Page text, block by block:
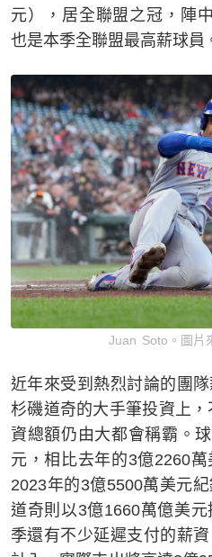
元），居全聯盟之冠，陣
也是本季全聯盟最高薪球員
Juan Soto。圖片
近年來受到熱烈討論的團
杉磯道奇的大手筆投資上
資總額仍由大都會稱霸。
元，相比去年的3億2260
2023年的3億5500萬美元
道奇則以3億1660萬億美
季還有不少延遲支付的薪